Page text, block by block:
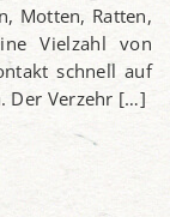
Motten, Ratten,
Vielzahl von
schnell auf
Der Verzehr […]